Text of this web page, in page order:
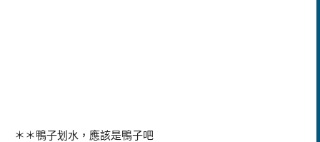
＊＊鴨子划水，應該是鴨子吧